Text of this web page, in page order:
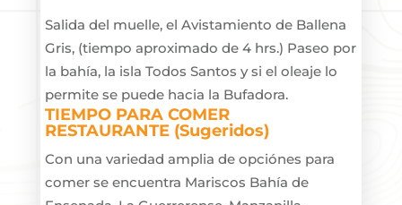
Salida del muelle, el Avistamiento de Ballena
Gris, (tiempo aproximado de 4 hrs.) Paseo por
la bahía, la isla Todos Santos y si el oleaje lo
permite se puede hacia la Bufadora.
TIEMPO PARA COMER
RESTAURANTE (Sugeridos)
Con una variedad amplia de opciónes para
comer se encuentra Mariscos Bahía de